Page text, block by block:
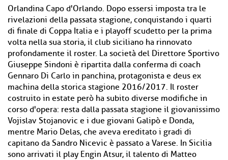
Orlandina Capo d'Orlando. Dopo essersi imposta tra le
rivelazioni della passata stagione, conquistando i quarti
di finale di Coppa Italia e i playoff scudetto per la prima
volta nella sua storia, il club siciliano ha rinnovato
profondamente il roster. La società del Direttore Sportivo
Giuseppe Sindoni è ripartita dalla conferma di coach
Gennaro Di Carlo in panchina, protagonista e deus ex
machina della storica stagione 2016/2017. Il roster
costruito in estate però ha subito diverse modifiche in
corso d'opera: resta dalla passata stagione il giovanissimo
Vojislav Stojanovic e i due giovani Galipò e Donda,
mentre Mario Delas, che aveva ereditato i gradi di
capitano da Sandro Nicevic è passato a Varese. In Sicilia
sono arrivati il play Engin Atsur, il talento di Matteo